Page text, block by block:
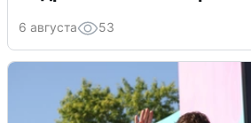
6 августа 53